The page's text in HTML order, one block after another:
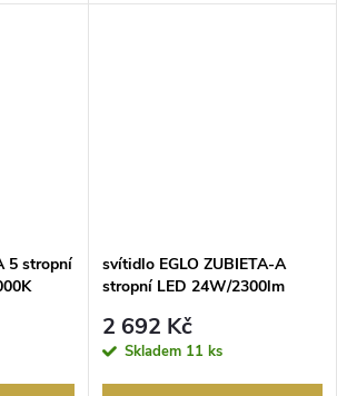
5 stropní
svítidlo EGLO ZUBIETA-A
stropní LED 24W/2300lm
2 692 Kč
Skladem 11 ks